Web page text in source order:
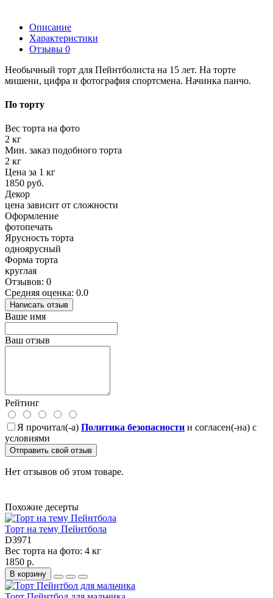
Описание
Характеристики
Отзывы 0
Необычный торт для Пейнтболиста на 15 лет. На торте
мишени, цифра и фотография спортсмена. Начинка панчо.
По торту
Вес торта на фото
2 кг
Мин. заказ подобного торта
2 кг
Цена за 1 кг
1850 руб.
Декор
цена зависит от сложности
Оформление
фотопечать
Ярусность торта
одноярусный
Форма торта
круглая
Отзывов: 0
Средняя оценка: 0.0
Написать отзыв
Ваше имя
Ваш отзыв
Рейтинг
Я прочитал(-а) Политика безопасности и согласен(-на) с
условиями
Отправить свой отзыв
Нет отзывов об этом товаре.
Похожие десерты
Торт на тему Пейнтбола
D3971
Вес торта на фото: 4 кг
1850 р.
В корзину